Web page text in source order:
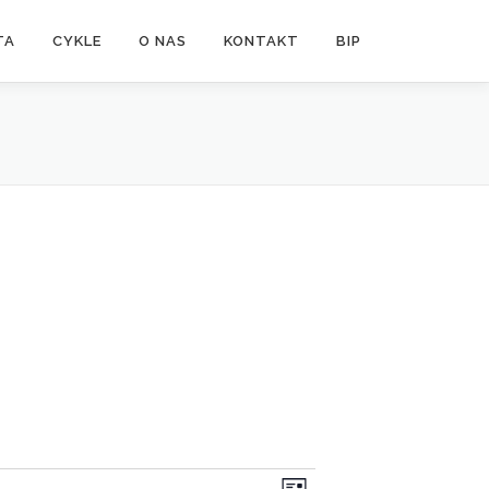
CYKLE O NAS KONTAKT BIP
W